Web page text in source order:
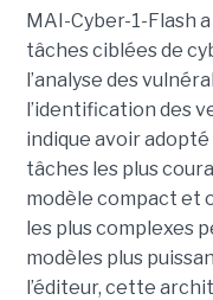
MAI-Cyber-1-Flash
tâches ciblées de
l’analyse des
l’identification des
indique avoir
tâches les plus
modèle compact et
les plus complexes
modèles plus
l’éditeur, cette